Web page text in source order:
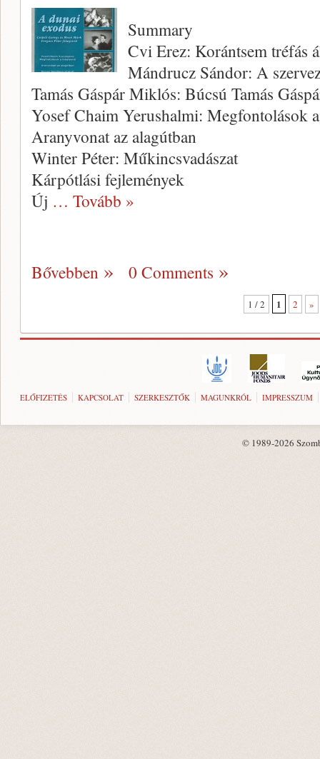
Summary
Cvi Erez: Korántsem tréfás
Mándrucz Sándor: A
Tamás Gáspár Miklós: Búcsú Tamás
Yosef Chaim Yerushalmi: Megfontolások
Aranyvonat az alagútban
Winter Péter: Műkincsvadászat
Kárpótlási fejlemények
Új … Tovább »
Bővebben 0 Comments
1 / 2 1 2 »
ELŐFIZETÉS KAPCSOLAT SZERKESZTŐK MAGUNKRÓL IMPRESSZUM
© 1989-2026